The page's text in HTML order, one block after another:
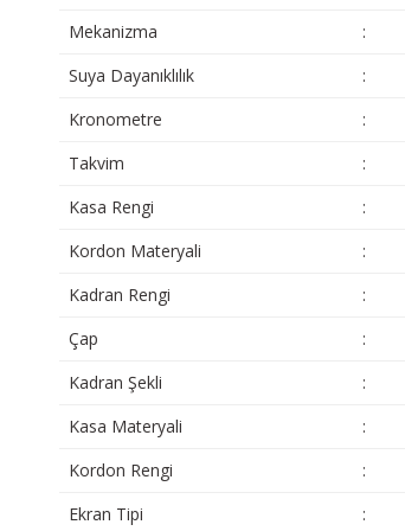
Mekanizma
:
Suya Dayanıklılık
:
Kronometre
:
Takvim
:
Kasa Rengi
:
Kordon Materyali
:
Kadran Rengi
:
Çap
:
Kadran Şekli
:
Kasa Materyali
:
Kordon Rengi
:
Ekran Tipi
: